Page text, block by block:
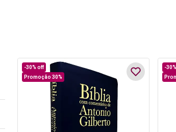
-30% off
Promoção 30%
-30%